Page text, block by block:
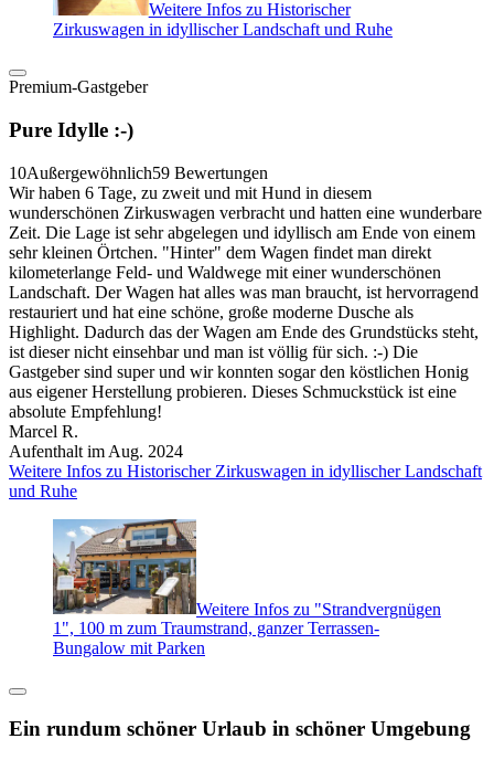
Weitere Infos zu Historischer
Zirkuswagen in idyllischer Landschaft und Ruhe
Premium-Gastgeber
Pure Idylle :-)
10Außergewöhnlich59 Bewertungen
Wir haben 6 Tage, zu zweit und mit Hund in diesem
wunderschönen Zirkuswagen verbracht und hatten eine wunderbare
Zeit. Die Lage ist sehr abgelegen und idyllisch am Ende von einem
sehr kleinen Örtchen. "Hinter" dem Wagen findet man direkt
kilometerlange Feld- und Waldwege mit einer wunderschönen
Landschaft. Der Wagen hat alles was man braucht, ist hervorragend
restauriert und hat eine schöne, große moderne Dusche als
Highlight. Dadurch das der Wagen am Ende des Grundstücks steht,
ist dieser nicht einsehbar und man ist völlig für sich. :-) Die
Gastgeber sind super und wir konnten sogar den köstlichen Honig
aus eigener Herstellung probieren. Dieses Schmuckstück ist eine
absolute Empfehlung!
Marcel R.
Aufenthalt im Aug. 2024
Weitere Infos zu Historischer Zirkuswagen in idyllischer Landschaft
und Ruhe
Weitere Infos zu "Strandvergnügen
1", 100 m zum Traumstrand, ganzer Terrassen-
Bungalow mit Parken
Ein rundum schöner Urlaub in schöner Umgebung